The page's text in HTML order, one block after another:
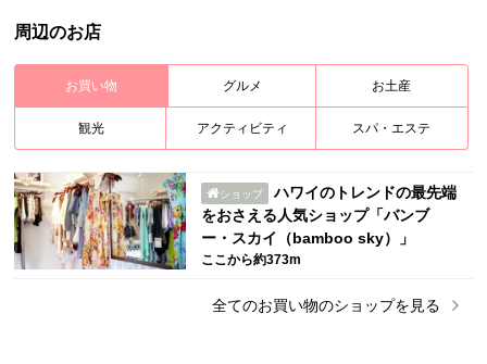
周辺のお店
お買い物 グルメ お土産
観光 アクティビティ スパ・エステ
ショップ
ハワイのトレンドの最先端
をおさえる人気ショップ「バンブ
ー・スカイ（bamboo sky）」
ここから約373m
全てのお買い物のショップを見る